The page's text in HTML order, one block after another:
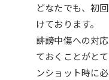
どなたでも、初
けております。
誹謗中傷への対
ておくことがと
ンショット時に